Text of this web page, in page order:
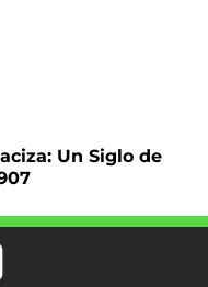
Un Siglo de